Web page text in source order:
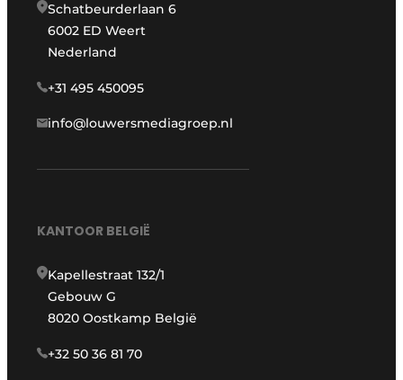
Schatbeurderlaan 6
6002 ED Weert
Nederland
+31 495 450095
info@louwersmediagroep.nl
KANTOOR BELGIË
Kapellestraat 132/1
Gebouw G
8020 Oostkamp België
+32 50 36 81 70